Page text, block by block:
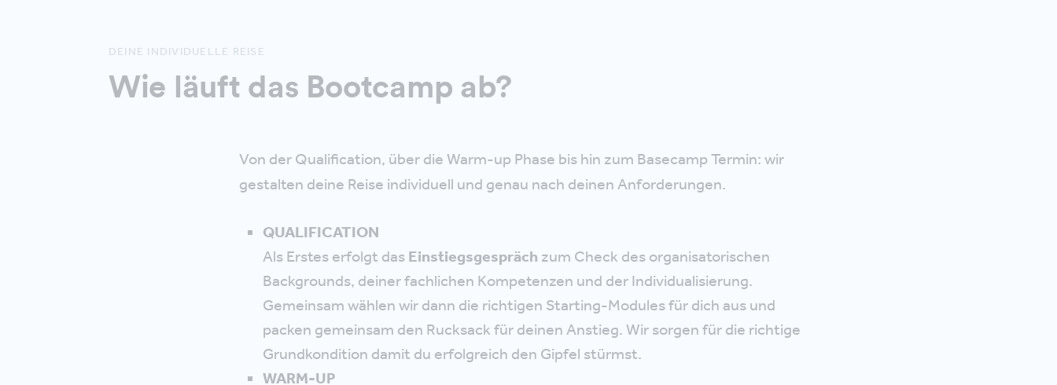
DEINE INDIVIDUELLE REISE
Wie läuft das Bootcamp ab?
Von der Qualification, über die Warm-up Phase bis hin zum Basecamp Termin: wir
gestalten deine Reise individuell und genau nach deinen Anforderungen.
QUALIFICATION
Als Erstes erfolgt das Einstiegsgespräch zum Check des organisatorischen
Backgrounds, deiner fachlichen Kompetenzen und der Individualisierung.
Gemeinsam wählen wir dann die richtigen Starting-Modules für dich aus und
packen gemeinsam den Rucksack für deinen Anstieg. Wir sorgen für die richtige
Grundkondition damit du erfolgreich den Gipfel stürmst.
WARM-UP